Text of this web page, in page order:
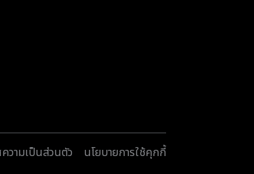
วามเป็นส่วนตัว นโยบายการใช้คุกกี้